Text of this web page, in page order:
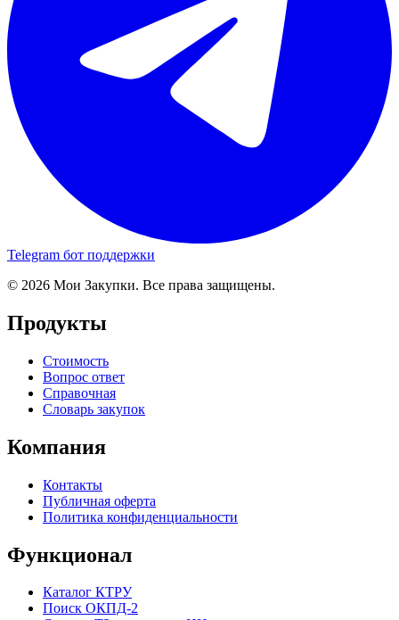
Telegram бот поддержки
© 2026 Мои Закупки. Все права защищены.
Продукты
Стоимость
Вопрос ответ
Справочная
Словарь закупок
Компания
Контакты
Публичная оферта
Политика конфиденциальности
Функционал
Каталог КТРУ
Поиск ОКПД-2